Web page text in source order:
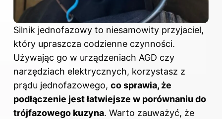
Silnik jednofazowy to niesamowity przyjaciel,
który upraszcza codzienne czynności.
Używając go w urządzeniach AGD czy
narzędziach elektrycznych, korzystasz z
prądu jednofazowego, co sprawia, że
podłączenie jest łatwiejsze w porównaniu do
trójfazowego kuzyna. Warto zauważyć, że